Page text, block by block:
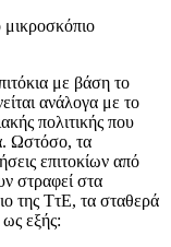
με βάση το
ανάλογα με το
πολιτικής που
Ωστόσο, τα
επιτοκίων από
στραφεί στα
της ΤτΕ, τα σταθερά
ως εξής: